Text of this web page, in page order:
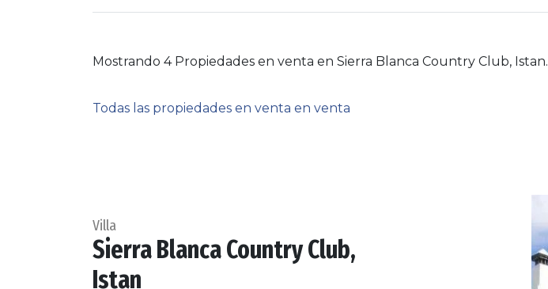
Mostrando 4 Propiedades en venta en Sierra Blanca Country Club, Istan.
Todas las propiedades en venta en venta
Villa
Sierra Blanca Country Club,
Istan